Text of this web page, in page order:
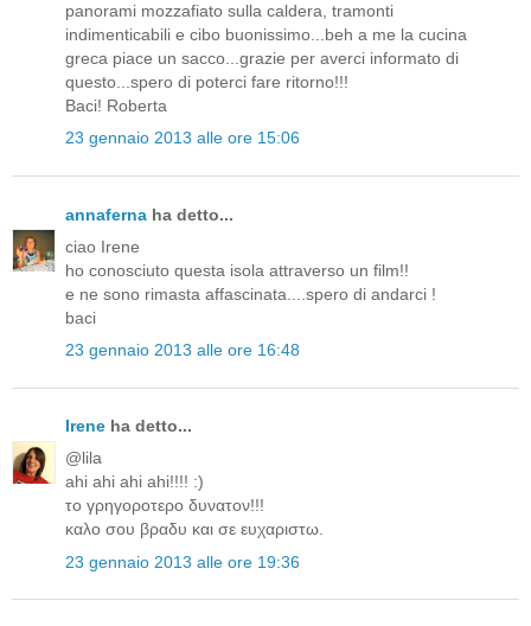
panorami mozzafiato sulla caldera, tramonti
indimenticabili e cibo buonissimo...beh a me la cucina
greca piace un sacco...grazie per averci informato di
questo...spero di poterci fare ritorno!!!
Baci! Roberta
23 gennaio 2013 alle ore 15:06
annaferna ha detto...
ciao Irene
ho conosciuto questa isola attraverso un film!!
e ne sono rimasta affascinata....spero di andarci !
baci
23 gennaio 2013 alle ore 16:48
Irene ha detto...
@lila
ahi ahi ahi ahi!!!! :)
το γρηγοροτερο δυνατον!!!
καλο σου βραδυ και σε ευχαριστω.
23 gennaio 2013 alle ore 19:36